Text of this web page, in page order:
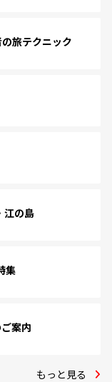
旅テクニック
江の島
集
案内
もっと見る